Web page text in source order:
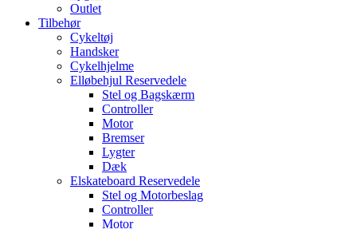
Outlet
Tilbehør
Cykeltøj
Handsker
Cykelhjelme
Elløbehjul Reservedele
Stel og Bagskærm
Controller
Motor
Bremser
Lygter
Dæk
Elskateboard Reservedele
Stel og Motorbeslag
Controller
Motor